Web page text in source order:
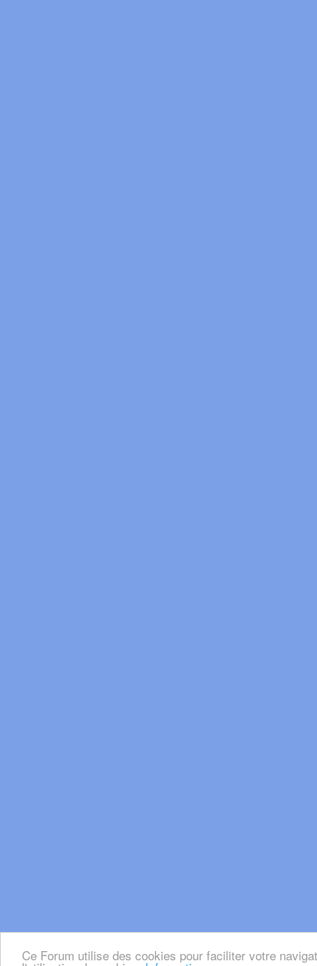
Ce Forum utilise des cookies pour faciliter votre